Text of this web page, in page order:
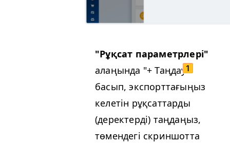
"Рұқсат параметрлері"
алаңында "+ Таңдау"
басып, экспорттағыңыз
келетін рұқсаттарды
(деректерді) таңдаңыз,
төмендегі скриншотта